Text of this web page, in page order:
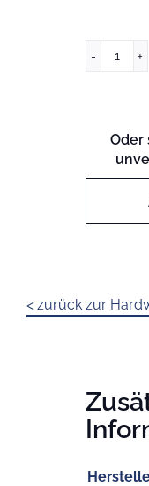
(exkl.
Oder
< zurück zur